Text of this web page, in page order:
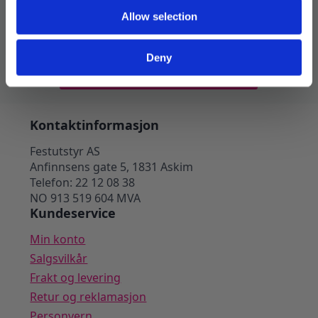
Allow selection
Deny
Skotrekk brun
Legg I Handlekurv
Kontaktinformasjon
Festutstyr AS
Anfinnsens gate 5, 1831 Askim
Telefon: 22 12 08 38
NO 913 519 604 MVA
Kundeservice
Min konto
Salgsvilkår
Frakt og levering
Retur og reklamasjon